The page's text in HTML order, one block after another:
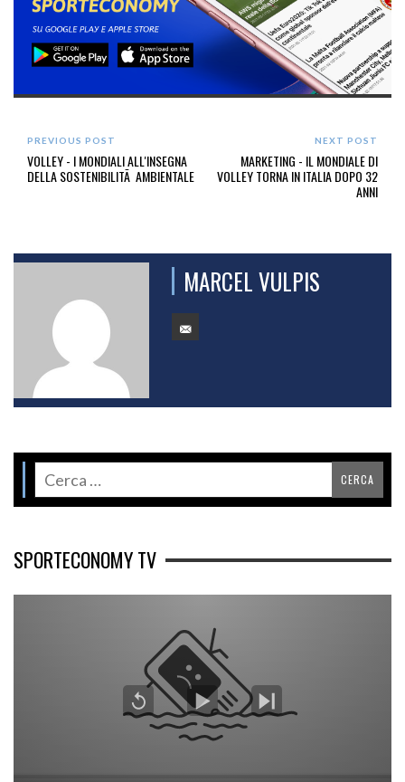
PREVIOUS POST
VOLLEY - I MONDIALI ALL'INSEGNA
DELLA SOSTENIBILITÃ AMBIENTALE
NEXT POST
MARKETING - IL MONDIALE DI
VOLLEY TORNA IN ITALIA DOPO 32
ANNI
MARCEL VULPIS
SPORTECONOMY TV